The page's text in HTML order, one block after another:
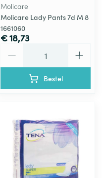
Molicare
Molicare Lady Pants 7d M 8
1661060
€ 18,73
Bestel